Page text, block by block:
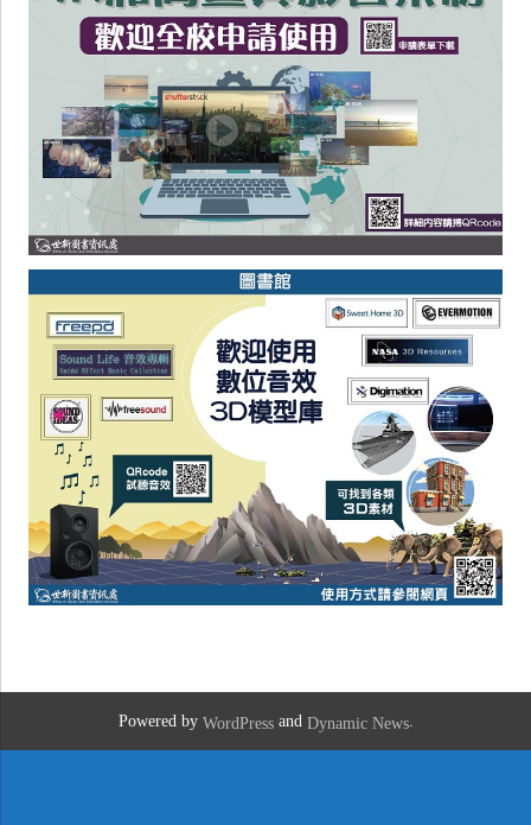
Powered by WordPressand Dynamic News.